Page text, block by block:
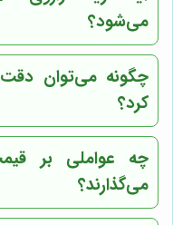
می‌شود؟
کرد؟
می‌گذارند؟